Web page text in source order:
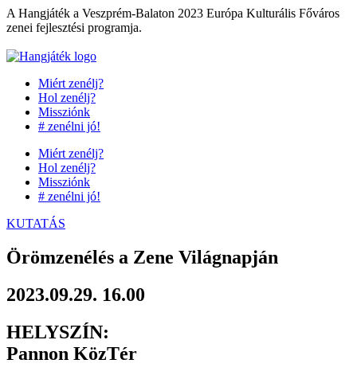
Ugrás
a
A Hangjáték a Veszprém-Balaton 2023 Európa Kulturális Főváros
zenei fejlesztési programja.
Miért zenélj?
Hol zenélj?
Missziónk
# zenélni jó!
Miért zenélj?
Hol zenélj?
Missziónk
# zenélni jó!
KUTATÁS
Örömzenélés a Zene Világnapján
2023.09.29. 16.00
HELYSZÍN:
Pannon KözTér